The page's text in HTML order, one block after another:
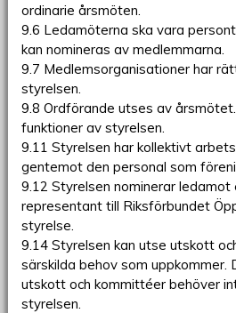
ordinarie årsmöten.
9.6 Ledamöterna ska vara
kan nomineras av medlemmarna.
9.7 Medlemsorganisationer har
styrelsen.
9.8 Ordförande utses av
funktioner av styrelsen.
9.11 Styrelsen har kollektivt
gentemot den personal som
9.12 Styrelsen nominerar ledamot
representant till Riksförbundet
styrelse.
9.14 Styrelsen kan utse utskott
särskilda behov som uppkommer.
utskott och kommittéer behöver
styrelsen.